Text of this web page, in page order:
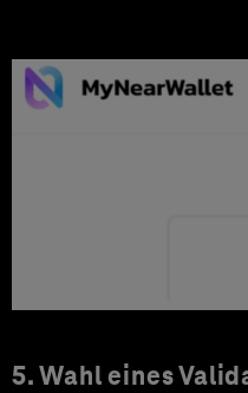
5. Wahl eines